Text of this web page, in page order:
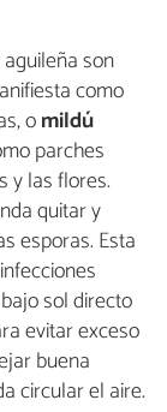
son
como
omildú
parches
y las flores.
quitar y
esporas. Esta
sol directo
evitar exceso
buena
circular el aire.